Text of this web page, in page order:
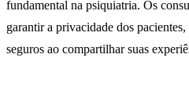
fundamental na psiquiatria. Os
garantir a privacidade dos
seguros ao compartilhar suas